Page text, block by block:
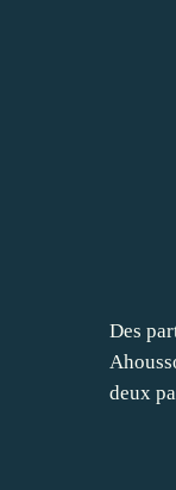
Des
deux